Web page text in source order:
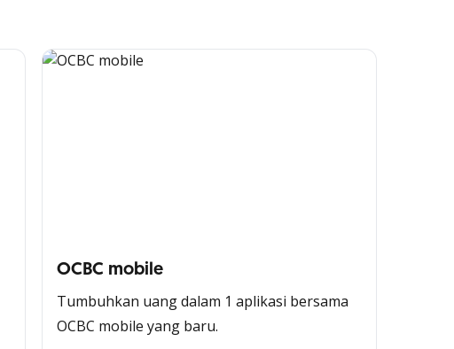
OCBC mobile
Tumbuhkan uang dalam 1 aplikasi bersama
OCBC mobile yang baru.